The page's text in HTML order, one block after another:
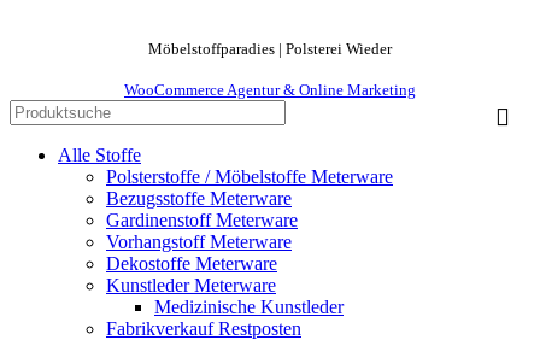
Möbelstoffparadies | Polsterei Wieder
WooCommerce Agentur & Online Marketing
Alle Stoffe
Polsterstoffe / Möbelstoffe Meterware
Bezugsstoffe Meterware
Gardinenstoff Meterware
Vorhangstoff Meterware
Dekostoffe Meterware
Kunstleder Meterware
Medizinische Kunstleder
Fabrikverkauf Restposten